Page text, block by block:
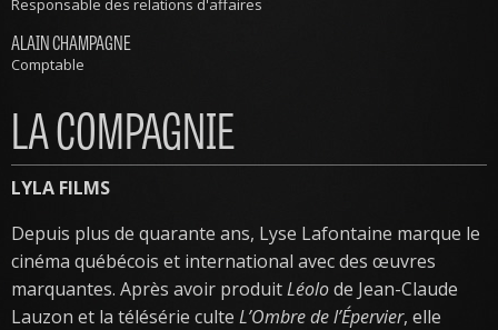
ALAIN CHAMPAGNE
Comptable
LA COMPAGNIE
LYLA FILMS
Depuis plus de quarante ans, Lyse Lafontaine marque le
cinéma québécois et international avec des œuvres
marquantes. Après avoir produitLéolode Jean-Claude
Lauzon et la télésérie culte L’Ombre de l’Épervier, elle